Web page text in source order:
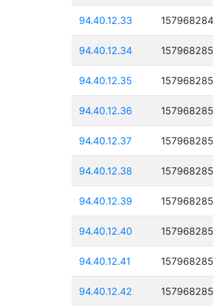
94.40.12.33
94.40.12.34
94.40.12.35
94.40.12.36
94.40.12.37
94.40.12.38
94.40.12.39
94.40.12.40
94.40.12.41
94.40.12.42